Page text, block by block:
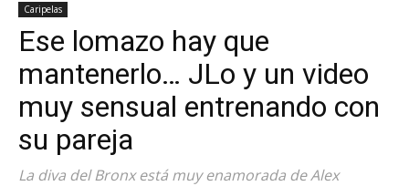
Caripelas
Ese lomazo hay que
mantenerlo… JLo y un video
muy sensual entrenando con
su pareja
La diva del Bronx está muy enamorada de Alex